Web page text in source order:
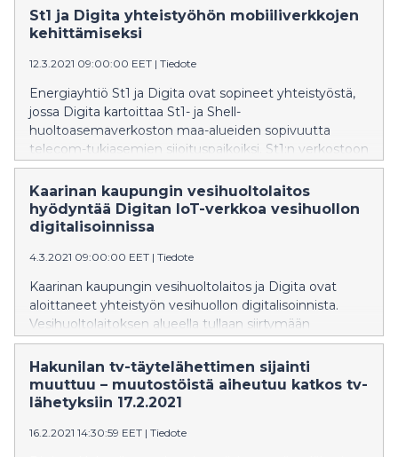
Oulun alueella noin 100 rakennusta, joissa on 4000
asuntoa alueen opiskelijoille.
St1 ja Digita yhteistyöhön mobiiliverkkojen
kehittämiseksi
12.3.2021 09:00:00 EET | Tiedote
Energiayhtiö St1 ja Digita ovat sopineet yhteistyöstä,
jossa Digita kartoittaa St1- ja Shell-
huoltoasemaverkoston maa-alueiden sopivuutta
telecom-tukiasemien sijoituspaikoiksi. St1:n verkostoon
Suomessa kuuluu yhteensä yli 400 St1- ja Shell-
asemaa ympäri maata.
Kaarinan kaupungin vesihuoltolaitos
hyödyntää Digitan IoT-verkkoa vesihuollon
digitalisoinnissa
4.3.2021 09:00:00 EET | Tiedote
Kaarinan kaupungin vesihuoltolaitos ja Digita ovat
aloittaneet yhteistyön vesihuollon digitalisoinnista.
Vesihuoltolaitoksen alueella tullaan siirtymään
etäluettaviin vesimittareihin, jotka mahdollistavat
veden kulutuksen reaaliaikaisen seurannan. Vesihuollon
digitalisoinnissa hyödynnetään Digitan LoRaWAN-
teknologiaan pohjautuvaa IoT-verkkoa.
Hakunilan tv-täytelähettimen sijainti
muuttuu – muutostöistä aiheutuu katkos tv-
lähetyksiin 17.2.2021
16.2.2021 14:30:59 EET | Tiedote